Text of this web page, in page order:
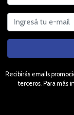
Recibirás emails
terceros. Para más